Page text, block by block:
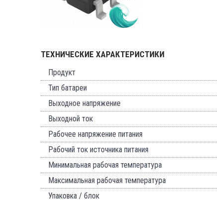
ТЕХНИЧЕСКИЕ ХАРАКТЕРИСТИКИ
Продукт
Тип батареи
Выходное напряжение
Выходной ток
Рабочее напряжение питания
Рабочий ток источника питания
Минимальная рабочая температура
Максимальная рабочая температура
Упаковка / блок